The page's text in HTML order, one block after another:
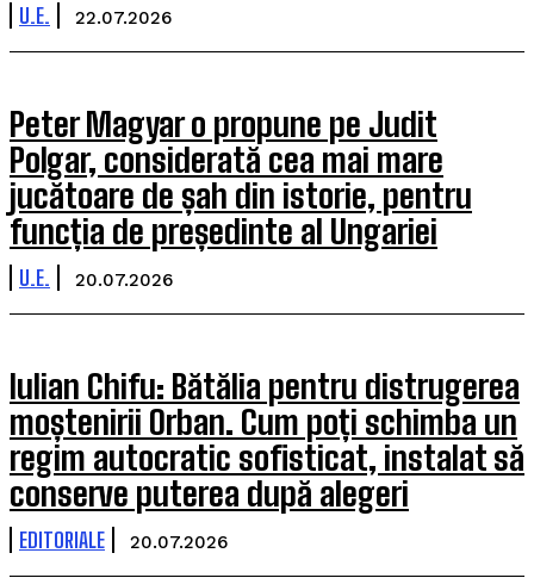
U.E. 22.07.2026
Peter Magyar o propune pe Judit
Polgar, considerată cea mai mare
jucătoare de șah din istorie, pentru
funcția de președinte al Ungariei
U.E. 20.07.2026
Iulian Chifu: Bătălia pentru distrugerea
moștenirii Orban. Cum poți schimba un
regim autocratic sofisticat, instalat să
conserve puterea după alegeri
EDITORIALE 20.07.2026